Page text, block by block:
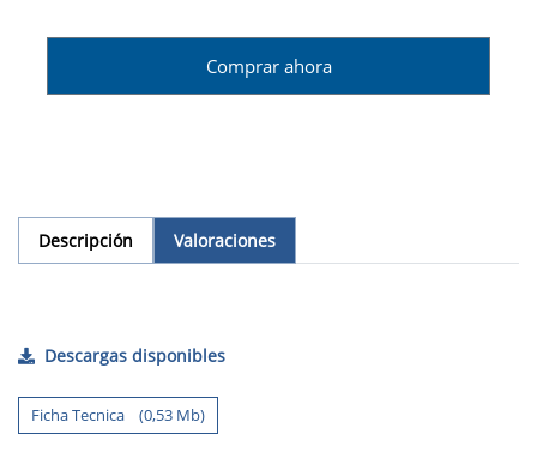
Comprar ahora
Descripción Valoraciones
Descargas disponibles
Ficha Tecnica (0,53 Mb)